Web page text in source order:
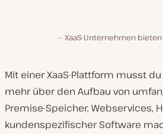
XaaS-Unternehmen
Mit einer XaaS-Plattform musst
mehr über den Aufbau von
Premise-Speicher, Webservices,
kundenspezifischer Software